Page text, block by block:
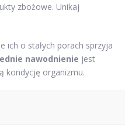
zbożowe. Unikaj
ich o stałych porach sprzyja
nawodnienie jest
kondycję organizmu.